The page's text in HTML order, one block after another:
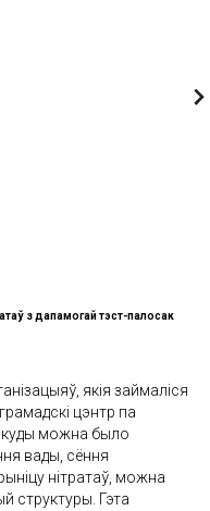
з дапамогай тэст-палосак
якія займаліся
цэнтр па
куды можна было
вады, сёння
нітратаў, можна
структуры. Гэта